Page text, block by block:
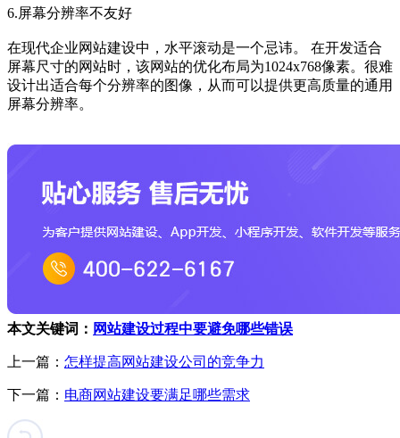
6.屏幕分辨率不友好
在现代企业网站建设中，水平滚动是一个忌讳。 在开发适合
屏幕尺寸的网站时，该网站的优化布局为1024x768像素。很难
设计出适合每个分辨率的图像，从而可以提供更高质量的通用
屏幕分辨率。
本文关键词： 网站建设过程中要避免哪些错误
上一篇： 怎样提高网站建设公司的竞争力
下一篇： 电商网站建设要满足哪些需求